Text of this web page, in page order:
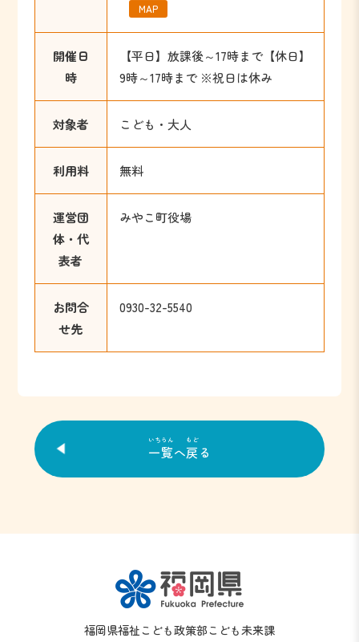
MAP
開催日
時
【平日】放課後～17時まで【休日】
9時～17時まで ※祝日は休み
対象者 こども・大人
利用料 無料
運営団
体・代
表者
みやこ町役場
お問合
せ先
0930-32-5540
一覧
いちらん
へ戻
もど
る
福岡県福祉こども政策部こども未来課